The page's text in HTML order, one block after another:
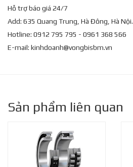
Hỗ trợ báo giá 24/7
Add: 635 Quang Trung, Hà Đông, Hà Nội.
Hotline: 0912 795 795 - 0961 368 566
E-mail: kinhdoanh@vongbisbm.vn
Sản phẩm liên quan